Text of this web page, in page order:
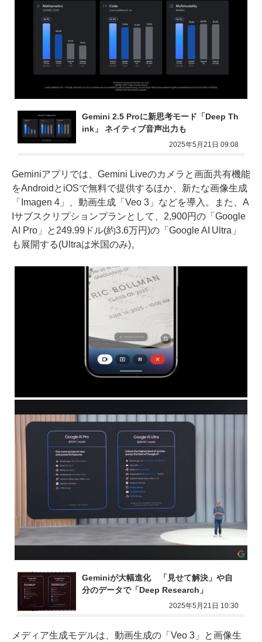
Gemini 2.5 Proに新思考モード「Deep Th
ink」 ネイティブ音声出力も
2025年5月21日 09:08
Geminiアプリでは、Gemini Liveのカメラと画面共有機能
をAndroidとiOSで無料で提供するほか、新たな画像生成
「Imagen 4」、動画生成「Veo 3」などを導入。また、A
Iサブスクリプションプランとして、2,900円の「Google
AI Pro」と249.99ドル(約3.6万円)の「Google AI Ultra」
も展開する(Ultraは米国のみ)。
Geminiが大幅進化　「見せて解決」や自
分のデータで「Deep Research」
2025年5月21日 10:30
メディア生成モデルは、動画生成の「Veo 3」と画像生